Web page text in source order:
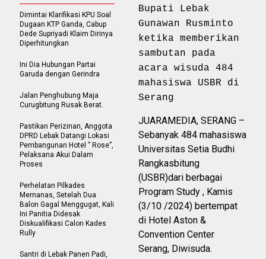
Bupati Lebak
Gunawan Rusminto
ketika memberikan
sambutan pada
acara wisuda 484
mahasiswa USBR di
Serang
JUARAMEDIA, SERANG –
Sebanyak 484 mahasiswa
Universitas Setia Budhi
Rangkasbitung
(USBR)dari berbagai
Program Study , Kamis
(3/10 /2024) bertempat
di Hotel Aston &
Convention Center
Serang, Diwisuda.
Dimintai Klarifikasi KPU Soal
Dugaan KTP Ganda, Cabup
Dede Supriyadi Klaim Dirinya
Diperhitungkan
Ini Dia Hubungan Partai
Garuda dengan Gerindra
Jalan Penghubung Maja
Curugbitung Rusak Berat.
Pastikan Perizinan, Anggota
DPRD Lebak Datangi Lokasi
Pembangunan Hotel ” Rose”,
Pelaksana Akui Dalam
Proses
Perhelatan Pilkades
Memanas, Setelah Dua
Balon Gagal Menggugat, Kali
Ini Panitia Didesak
Diskualifikasi Calon Kades
Rully
Santri di Lebak Panen Padi,